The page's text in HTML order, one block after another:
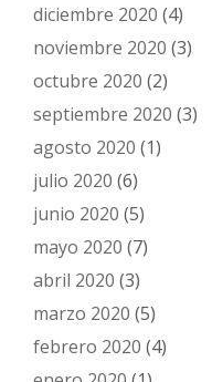
diciembre 2020 (4)
noviembre 2020 (3)
octubre 2020 (2)
septiembre 2020 (3)
agosto 2020 (1)
julio 2020 (6)
junio 2020 (5)
mayo 2020 (7)
abril 2020 (3)
marzo 2020 (5)
febrero 2020 (4)